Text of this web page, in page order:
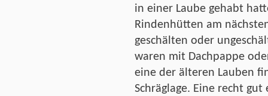
in einer Laube gehabt
Rindenhütten am
geschälten oder
waren mit Dachpappe
eine der älteren Lauben
Schräglage. Eine recht